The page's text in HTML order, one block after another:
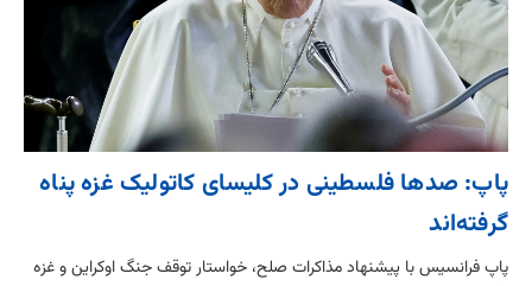
پاپ: صدها فلسطینی در کلیسای کاتولیک غزه پناه
گرفته‌اند
پاپ فرانسیس با پیشنهاد مذاکرات صلح، خواستار توقف جنگ اوکراین و غزه